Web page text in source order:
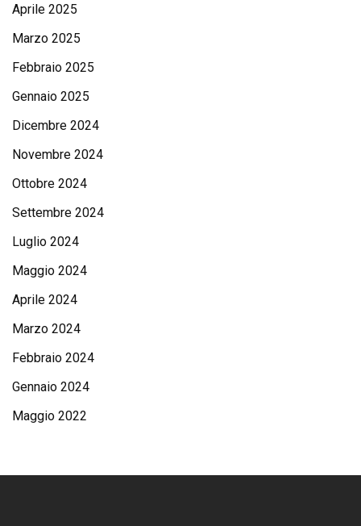
Aprile 2025
Marzo 2025
Febbraio 2025
Gennaio 2025
Dicembre 2024
Novembre 2024
Ottobre 2024
Settembre 2024
Luglio 2024
Maggio 2024
Aprile 2024
Marzo 2024
Febbraio 2024
Gennaio 2024
Maggio 2022